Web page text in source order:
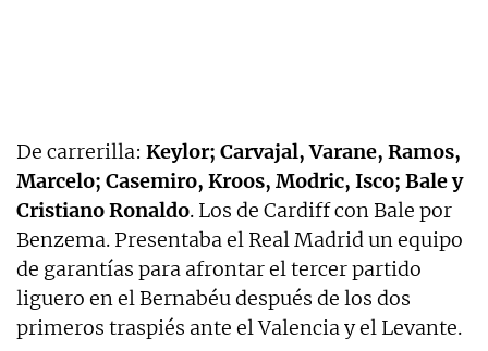
De carrerilla: Keylor; Carvajal, Varane, Ramos,
Marcelo; Casemiro, Kroos, Modric, Isco; Bale y
Cristiano Ronaldo. Los de Cardiff con Bale por
Benzema. Presentaba el Real Madrid un equipo
de garantías para afrontar el tercer partido
liguero en el Bernabéu después de los dos
primeros traspiés ante el Valencia y el Levante.